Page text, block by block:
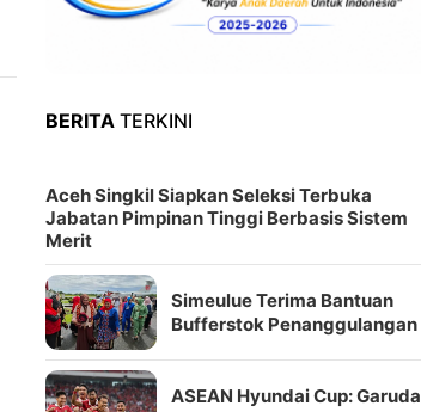
BERITA TERKINI
Aceh Singkil Siapkan Seleksi Terbuka
Jabatan Pimpinan Tinggi Berbasis Sistem
Merit
Simeulue Terima Bantuan
Bufferstok Penanggulangan
ASEAN Hyundai Cup: Garuda